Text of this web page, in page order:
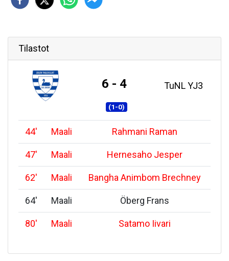
Tilastot
6 - 4 TuNL YJ3
(1-0)
44' Maali Rahmani Raman
47' Maali Hernesaho Jesper
62' Maali Bangha Animbom Brechney
64' Maali Öberg Frans
80' Maali Satamo Iivari